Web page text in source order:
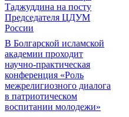
Таджуддина на посту
Председателя ЦДУМ
России
В Болгарской исламской
академии проходит
научно-практическая
конференция «Роль
межрелигиозного диалога
в патриотическом
воспитании молодежи»